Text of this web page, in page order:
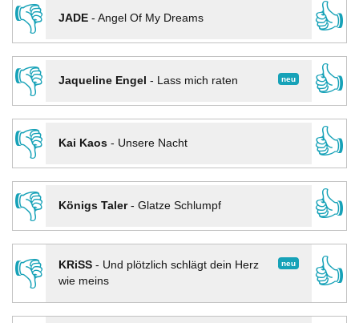
👎
JADE- Angel Of My Dreams
👍
👎
neu
Jaqueline Engel - Lass mich raten
👍
👎
Kai Kaos- Unsere Nacht
👍
👎
Königs Taler- Glatze Schlumpf
👍
👎
neu
KRiSS- Und plötzlich schlägt dein Herz
wie meins
👍